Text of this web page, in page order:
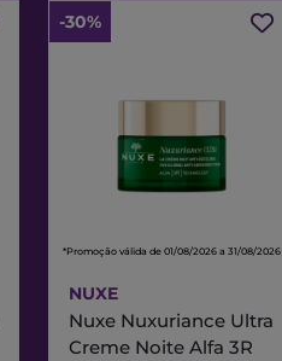
-30%
*Promoção válida de 01/08/2026 a 31/08/2026
NUXE
Nuxe Nuxuriance Ultra
Creme Noite Alfa 3R